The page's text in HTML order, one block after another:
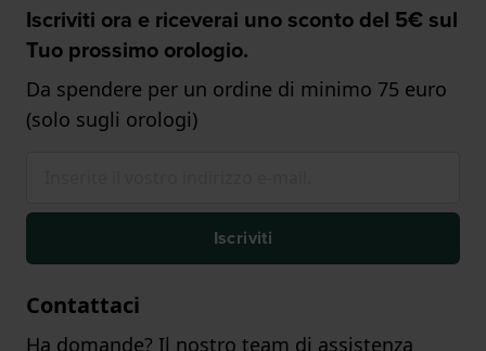
Iscriviti ora e riceverai uno sconto del 5€ sul
Tuo prossimo orologio.
Da spendere per un ordine di minimo 75 euro
(solo sugli orologi)
Iscriviti
Contattaci
Ha domande? Il nostro team di assistenza